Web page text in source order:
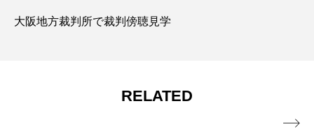
大阪地方裁判所で裁判傍聴見学
RELATED
